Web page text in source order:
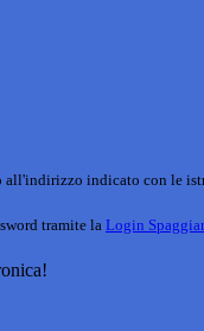
all'indirizzo indicato con le
tramite la Login